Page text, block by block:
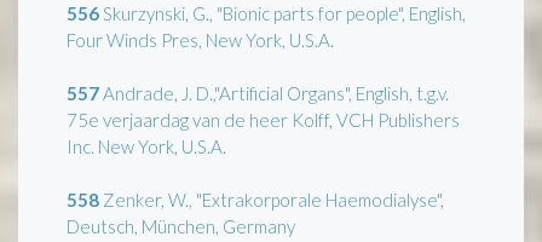
556Skurzynski, G., "Bionic parts for people", English,
Four Winds Pres, New York, U.S.A.
557Andrade, J. D.,"Artificial Organs", English, t.g.v.
75e verjaardag van de heer Kolff, VCH Publishers
Inc. New York, U.S.A.
558 Zenker, W., "Extrakorporale Haemodialyse",
Deutsch, München, Germany